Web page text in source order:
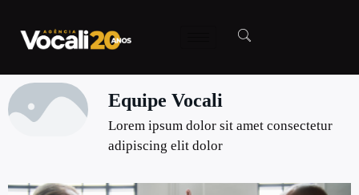
Equipe Vocali
Lorem ipsum dolor sit amet consectetur
adipiscing elit dolor